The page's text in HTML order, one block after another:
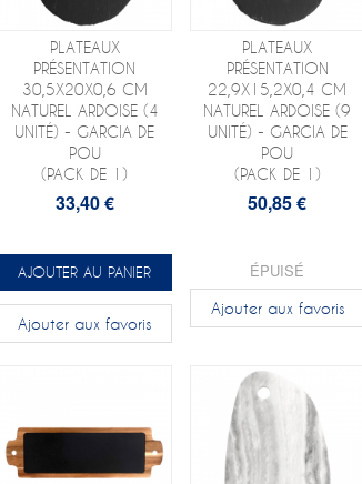
PLATEAUX
PRÉSENTATION
30,5X20X0,6 CM
NATUREL ARDOISE (4
UNITÉ) - GARCIA DE
POU
(PACK DE 1)
33,40 €
AJOUTER AU PANIER
Ajouter aux favoris
PLATEAUX
PRÉSENTATION
22,9X15,2X0,4 CM
NATUREL ARDOISE (9
UNITÉ) - GARCIA DE
POU
(PACK DE 1)
50,85 €
ÉPUISÉ
Ajouter aux favoris